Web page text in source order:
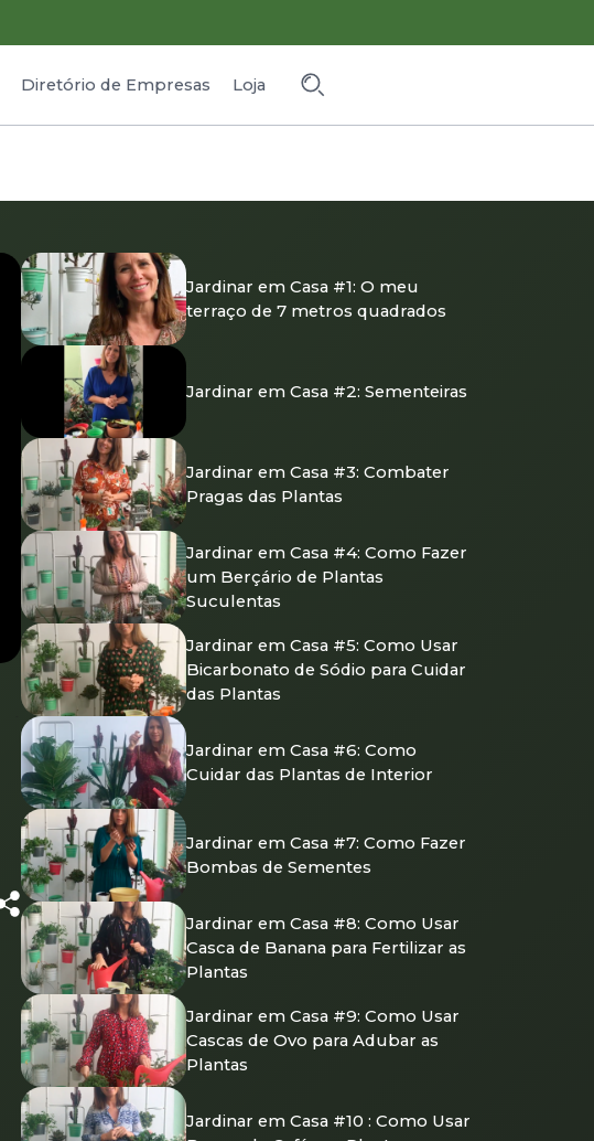
Diretório de Empresas Loja
Jardinar em Casa #1: O meu
terraço de 7 metros quadrados
Jardinar em Casa #2: Sementeiras
Jardinar em Casa #3: Combater
Pragas das Plantas
Jardinar em Casa #4: Como Fazer
um Berçário de Plantas
Suculentas
Jardinar em Casa #5: Como Usar
Bicarbonato de Sódio para Cuidar
das Plantas
Jardinar em Casa #6: Como
Cuidar das Plantas de Interior
Jardinar em Casa #7: Como Fazer
Bombas de Sementes
Jardinar em Casa #8: Como Usar
Casca de Banana para Fertilizar as
Plantas
Jardinar em Casa #9: Como Usar
Cascas de Ovo para Adubar as
Plantas
Jardinar em Casa #10 : Como Usar